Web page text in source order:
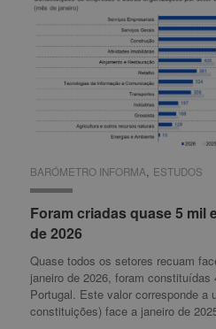
BARÓMETRO INFORMA, ESTUDOS
Foram criadas quase 5 mil
de 2026
Quase todos os setores recuam
janeiro de 2026, foram
Portugal. Este valor corresponde a
constituições) face a janeiro de
BARÓMETRO INFORMA ESTUDOS
Foram criadas quase 5 mil
de 2026